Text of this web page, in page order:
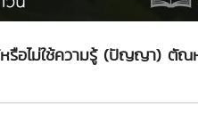
หรือไม่ใช้ความรู้ (ปัญญา) ตั